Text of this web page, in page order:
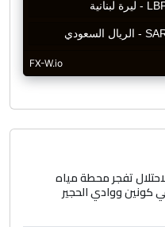
تفجر محطة مياه
كونين ووادي الحجير